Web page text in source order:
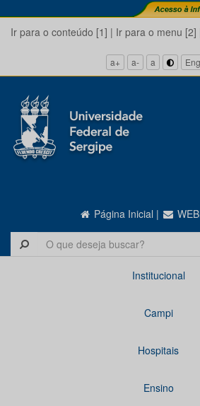
Ir para o conteúdo [1] | Ir para o menu [2]
a+ a- a
Página Inicial |
Institucional
Campi
Hospitais
Ensino